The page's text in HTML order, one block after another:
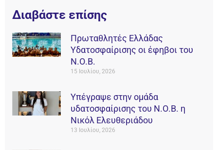
Διαβάστε επίσης
Πρωταθλητές Ελλάδας
Υδατοσφαίρισης οι έφηβοι του
Ν.Ο.Β.
15 Ιουλίου, 2026
Υπέγραψε στην ομάδα
υδατοσφαίρισης του Ν.Ο.Β. η
Νικόλ Ελευθεριάδου
13 Ιουλίου, 2026